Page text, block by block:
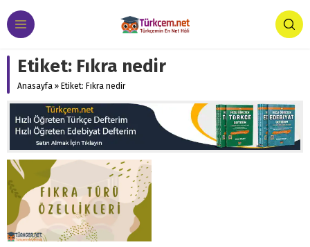
Etiket: Fıkra nedir
Anasayfa » Etiket: Fıkra nedir